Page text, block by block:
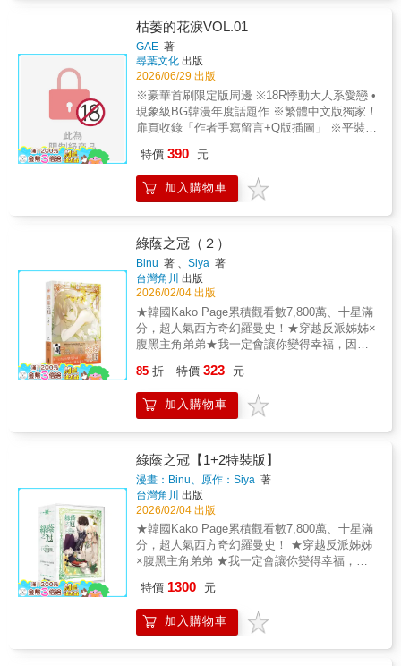
枯萎的花淚VOL.01
GAE 著
尋葉文化 出版
2026/06/29 出版
※豪華首刷限定版周邊 ※18R悸動大人系愛戀 •
現象級BG韓漫年度話題作 ※繁體中文版獨家！
扉頁收錄「作者手寫留言+Q版插圖」 ※平裝版
色塔羅卡*4 3、電影票根 當愛凋零，是否還能
再度綻放？背叛讓她摔進深淵，年下的愛卻如
玫瑰刺入她心。一場殘酷的背叛，將溫柔堅韌
熱的愛意步步逼近。這場如玫瑰般帶刺卻迷人
的年下之戀，究竟是危險的誘惑，還是救贖的
開始？
特價 390 元
加入購物車
綠蔭之冠（２）
Binu 著 、Siya 著
台灣角川 出版
2026/02/04 出版
★韓國Kako Page累積觀看數7,800萬、十星滿
分，超人氣西方奇幻羅曼史！★穿越反派姊姊×
腹黑主角弟弟★我一定會讓你變得幸福，因為
卡（※首刷售完即無贈品）「我不喜歡姊姊在
我手中輕易死掉。」為了向小說男主角宣示忠
誠，蘭挺身而出，替未成年的他守護家族，擔
至──這裡並非小說世界，預知的外掛不復存
在，她該如何應對？前有鉅額債務，後有虎視
眈眈的叔叔，還有帶著懷疑，提前畢業歸來的
弟弟……只是想活下去，怎麼會這麼困難呢？©
Siya&Sarkk&Eunhye kim&binu/DAON
STUDIOTaiwan edition published by
arrangement with DAON STUDIO through
RIVERSE Inc.Taiwan translation ©
KADOKAWA TAIWAN CORPORATION
85 折 特價 323 元
加入購物車
綠蔭之冠【1+2特裝版】
漫畫：Binu、原作：Siya 著
台灣角川 出版
2026/02/04 出版
★韓國Kako Page累積觀看數7,800萬、十星滿
分，超人氣西方奇幻羅曼史！ ★穿越反派姊姊
×腹黑主角弟弟 ★我一定會讓你變得幸福，因
錄： 1.漫畫單行本1+2（皆含首刷贈品小卡）
2.壓克力搖搖立牌（尺寸：16cm×14cm） 3.多
功能防塵滑鼠墊（尺寸：28.5cm×15cm） 4.銀
特價 1300 元
加入購物車